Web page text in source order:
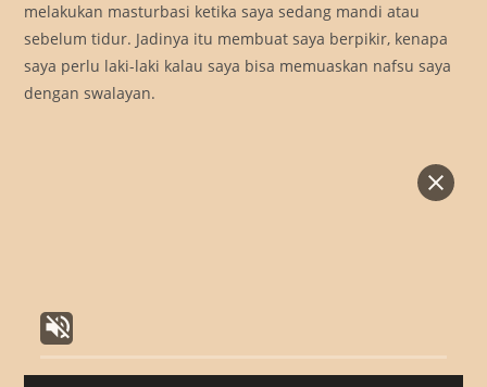
melakukan masturbasi ketika saya sedang mandi atau
sebelum tidur. Jadinya itu membuat saya berpikir, kenapa
saya perlu laki-laki kalau saya bisa memuaskan nafsu saya
dengan swalayan.